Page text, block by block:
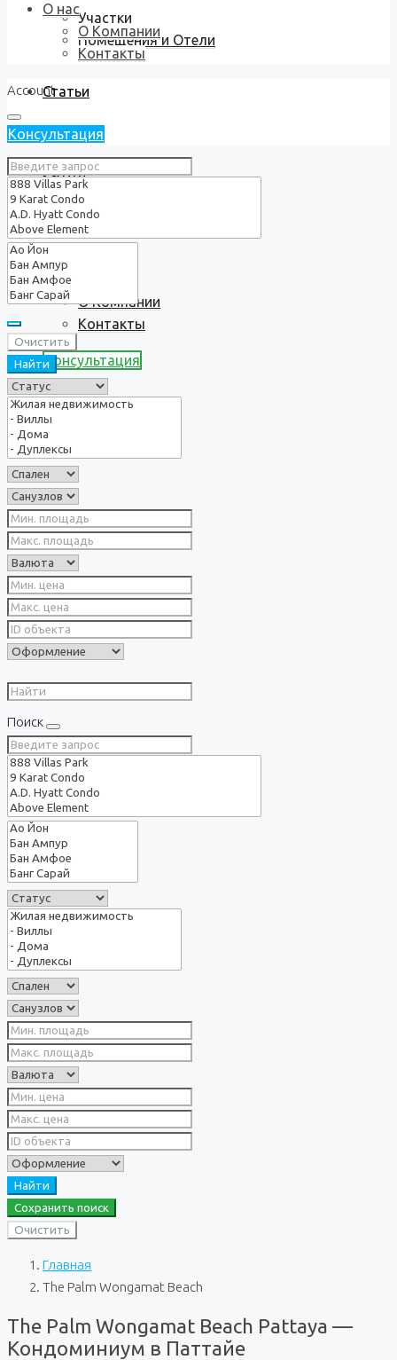
Участки
Помещения и Отели
Статьи
Услуги
О нас
О Компании
Контакты
Консультация
О нас
О Компании
Контакты
Account
Консультация
Очистить
Найти
Поиск
Найти
Сохранить поиск
Очистить
Главная
The Palm Wongamat Beach
The Palm Wongamat Beach Pattaya —
Кондоминиум в Паттайе